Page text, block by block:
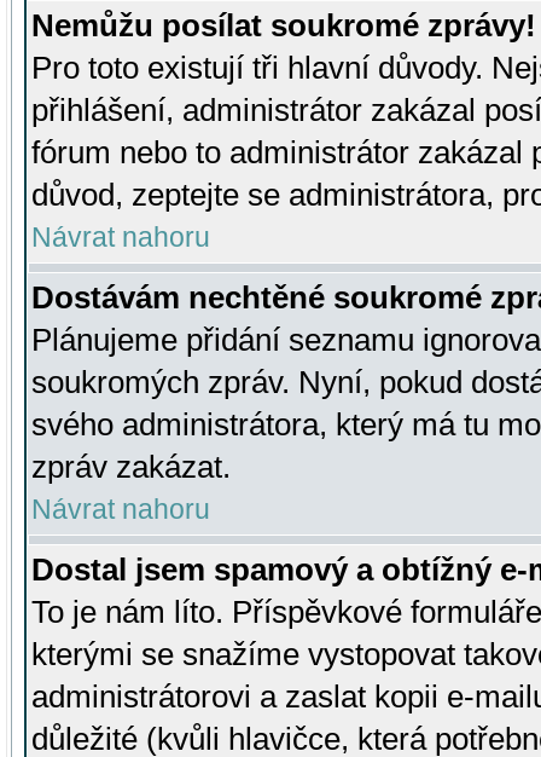
Nemůžu posílat soukromé zprávy!
Pro toto existují tři hlavní důvody.
přihlášení, administrátor zakázal
fórum nebo to administrátor zakázal
důvod, zeptejte se administrátora,
Návrat nahoru
Dostávám nechtěné soukromé
Plánujeme přidání seznamu
soukromých zpráv. Nyní, pokud
svého administrátora, který má tu
zpráv zakázat.
Návrat nahoru
Dostal jsem spamový a obtížný
To je nám líto. Příspěvkové
kterými se snažíme vystopovat
administrátorovi a zaslat kopii e-
důležité (kvůli hlavičce, která